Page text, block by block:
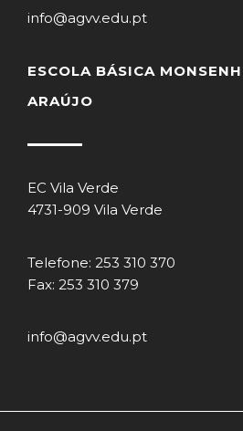
info@agvv.edu.pt
ESCOLA BÁSICA
ARAÚJO
EC Vila Verde
4731-909 Vila Verde
Telefone: 253 310 370
Fax: 253 310 379
info@agvv.edu.pt